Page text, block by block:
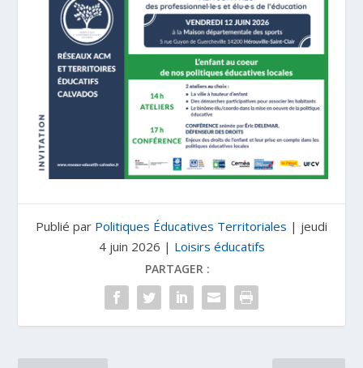
Publié par Politiques Éducatives Territoriales | jeudi
4 juin 2026 | Loisirs éducatifs
PARTAGER :